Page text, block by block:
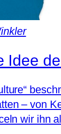
Idee
– von
wir ihn